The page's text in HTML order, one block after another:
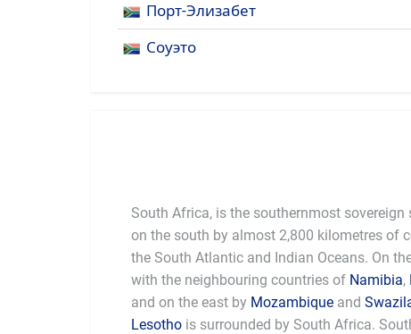
Порт-Элизабет
Соуэто
South Africa, is the southernmost sovereign
on the south by almost 2,800 kilometres of
the South Atlantic and Indian Oceans. On
with the neighbouring countries of Namibia,
and on the east by Mozambique and
Lesotho is surrounded by South Africa.